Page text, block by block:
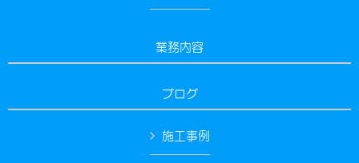
業務内容
ブログ
施工事例